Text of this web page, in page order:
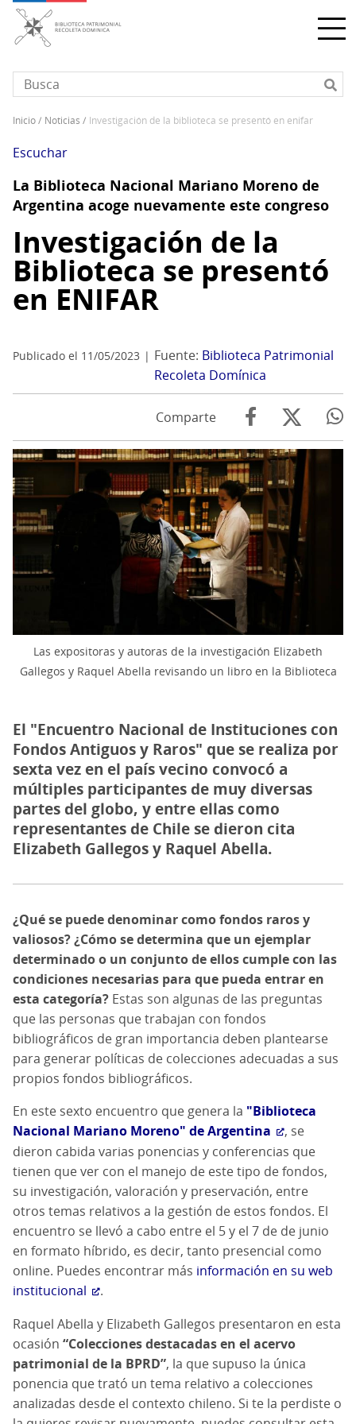
Pasar
contenido
principal
Sobrescribir
enlaces
de
ayuda
a
la
navegación
inicio noticias investigación de la biblioteca se presentó en enifar
Escuchar
La Biblioteca Nacional Mariano Moreno de
Argentina acoge nuevamente este congreso
Investigación de la
Biblioteca se presentó
en ENIFAR
Publicado el 11/05/2023 Fuente: Biblioteca Patrimonial
Recoleta Domínica
Comparte
Las expositoras y autoras de la investigación Elizabeth
Gallegos y Raquel Abella revisando un libro en la Biblioteca
El "Encuentro Nacional de Instituciones con
Fondos Antiguos y Raros" que se realiza por
sexta vez en el país vecino convocó a
múltiples participantes de muy diversas
partes del globo, y entre ellas como
representantes de Chile se dieron cita
Elizabeth Gallegos y Raquel Abella.
¿Qué se puede denominar como fondos raros y
valiosos? ¿Cómo se determina que un ejemplar
determinado o un conjunto de ellos cumple con las
condiciones necesarias para que pueda entrar en
esta categoría? Estas son algunas de las preguntas
que las personas que trabajan con fondos
bibliográficos de gran importancia deben plantearse
para generar políticas de colecciones adecuadas a sus
propios fondos bibliográficos.
En este sexto encuentro que genera la "Biblioteca
Nacional Mariano Moreno" de Argentina
, se
dieron cabida varias ponencias y conferencias que
tienen que ver con el manejo de este tipo de fondos,
su investigación, valoración y preservación, entre
otros temas relativos a la gestión de estos fondos. El
encuentro se llevó a cabo entre el 5 y el 7 de de junio
en formato híbrido, es decir, tanto presencial como
online. Puedes encontrar más información en su web
institucional
.
Raquel Abella y Elizabeth Gallegos presentaron en esta
ocasión “Colecciones destacadas en el acervo
patrimonial de la BPRD”, la que supuso la única
ponencia que trató un tema relativo a colecciones
analizadas desde el contexto chileno. Si te la perdiste o